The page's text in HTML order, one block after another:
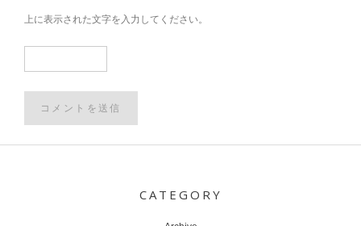
上に表示された文字を入力してください。
CATEGORY